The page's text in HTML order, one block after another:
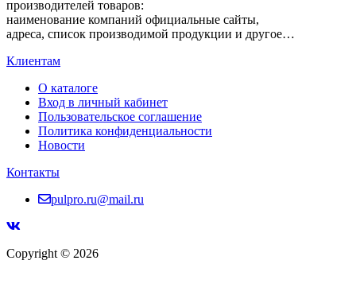
производителей товаров:
наименование компаний официальные сайты,
адреса, список производимой продукции и другое…
Клиентам
О каталоге
Вход в личный кабинет
Пользовательское соглашение
Политика конфиденциальности
Новости
Контакты
pulpro.ru@mail.ru
Copyright © 2026